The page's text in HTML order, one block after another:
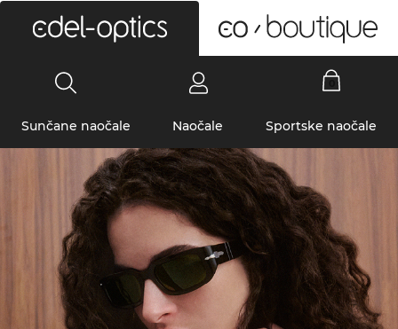
Sunčane naočale Naočale Sportske naočale